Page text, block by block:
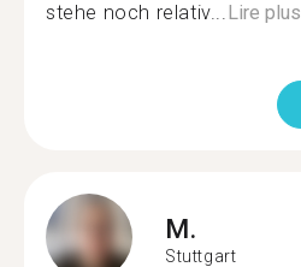
stehe noch relativ...Lire plus
M.
Stuttgart